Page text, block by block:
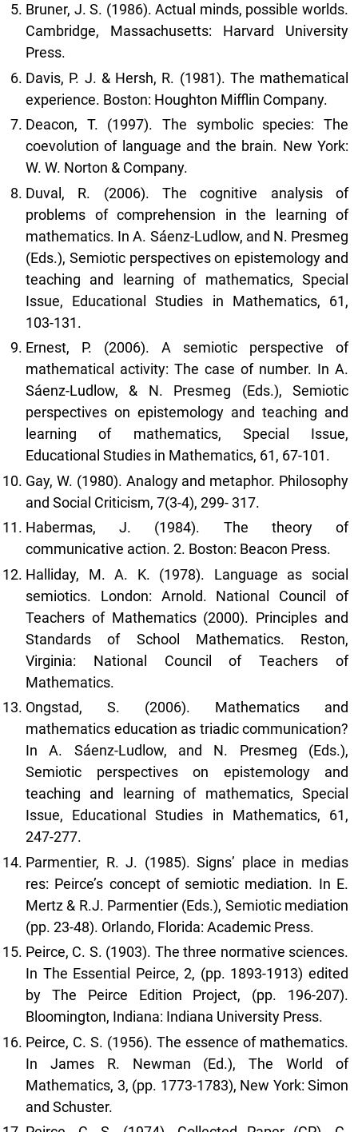
Bruner, J. S. (1986). Actual minds, possible worlds.
Cambridge, Massachusetts: Harvard University
Press.
Davis, P. J. & Hersh, R. (1981). The mathematical
experience. Boston: Houghton Mifflin Company.
Deacon, T. (1997). The symbolic species: The
coevolution of language and the brain. New York:
W. W. Norton & Company.
Duval, R. (2006). The cognitive analysis of
problems of comprehension in the learning of
mathematics. In A. Sáenz-Ludlow, and N. Presmeg
(Eds.), Semiotic perspectives on epistemology and
teaching and learning of mathematics, Special
Issue, Educational Studies in Mathematics, 61,
103-131.
Ernest, P. (2006). A semiotic perspective of
mathematical activity: The case of number. In A.
Sáenz-Ludlow, & N. Presmeg (Eds.), Semiotic
perspectives on epistemology and teaching and
learning of mathematics, Special Issue,
Educational Studies in Mathematics, 61, 67-101.
Gay, W. (1980). Analogy and metaphor. Philosophy
and Social Criticism, 7(3-4), 299- 317.
Habermas, J. (1984). The theory of
communicative action. 2. Boston: Beacon Press.
Halliday, M. A. K. (1978). Language as social
semiotics. London: Arnold. National Council of
Teachers of Mathematics (2000). Principles and
Standards of School Mathematics. Reston,
Virginia: National Council of Teachers of
Mathematics.
Ongstad, S. (2006). Mathematics and
mathematics education as triadic communication?
In A. Sáenz-Ludlow, and N. Presmeg (Eds.),
Semiotic perspectives on epistemology and
teaching and learning of mathematics, Special
Issue, Educational Studies in Mathematics, 61,
247-277.
Parmentier, R. J. (1985). Signs’ place in medias
res: Peirce’s concept of semiotic mediation. In E.
Mertz & R.J. Parmentier (Eds.), Semiotic mediation
(pp. 23-48). Orlando, Florida: Academic Press.
Peirce, C. S. (1903). The three normative sciences.
In The Essential Peirce, 2, (pp. 1893-1913) edited
by The Peirce Edition Project, (pp. 196-207).
Bloomington, Indiana: Indiana University Press.
Peirce, C. S. (1956). The essence of mathematics.
In James R. Newman (Ed.), The World of
Mathematics, 3, (pp. 1773-1783), New York: Simon
and Schuster.